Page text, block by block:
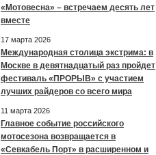
«Мотовесна» – встречаем десять лет
вместе
17 марта 2026
Международная столица экстрима: в
Москве в девятнадцатый раз пройдет
фестиваль «ПРОРЫВ» с участием
лучших райдеров со всего мира
11 марта 2026
Главное событие российского
мотосезона возвращается в
«Севкабель Порт» в расширенном и